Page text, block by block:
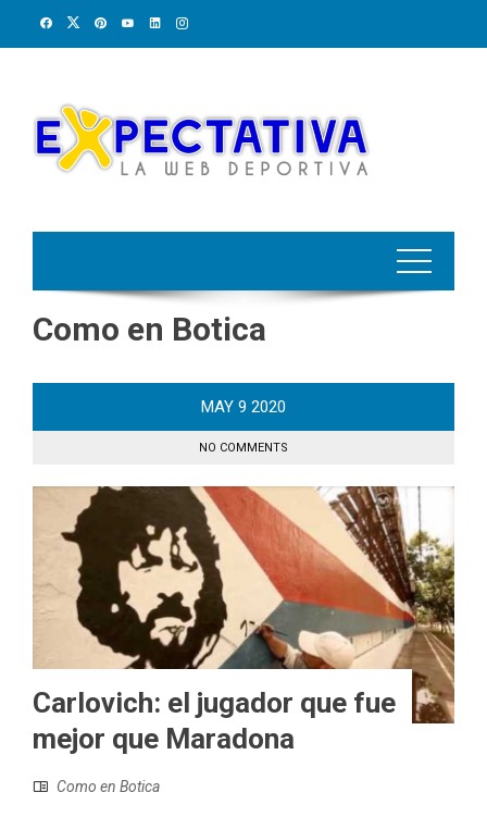
Como en Botica
MAY 9 2020
NO COMMENTS
Carlovich: el jugador que fue
mejor que Maradona
Como en Botica